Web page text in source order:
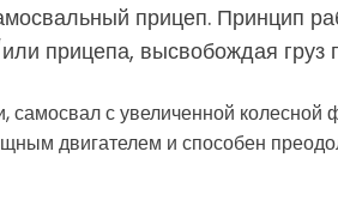
прицеп. Принцип
прицепа, высвобождая
самосвал с увеличенной
двигателем и способен